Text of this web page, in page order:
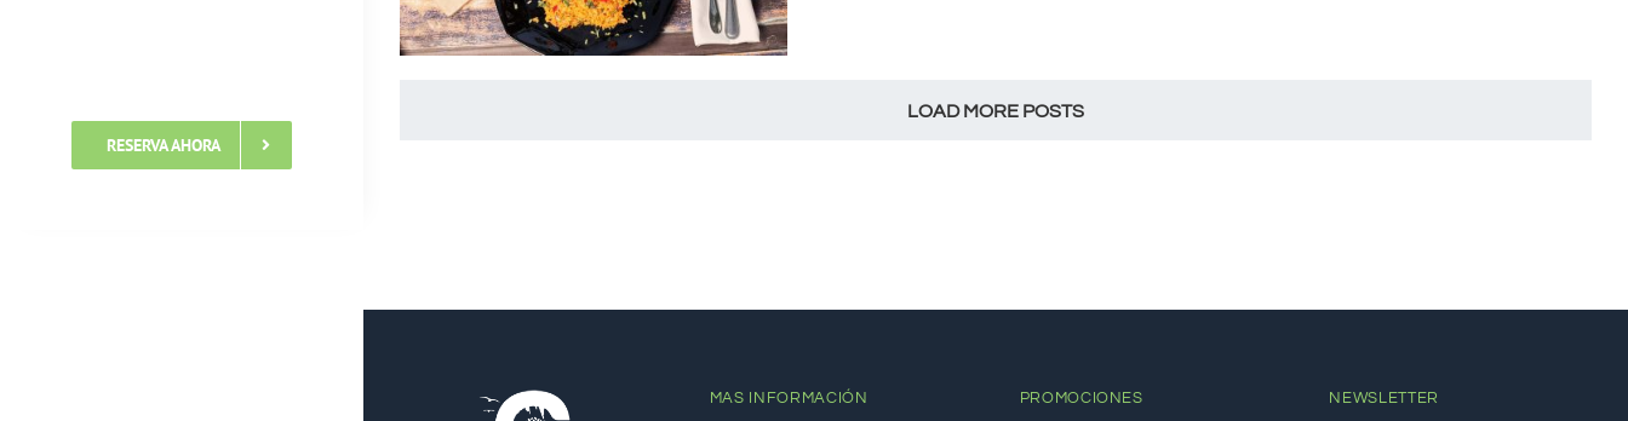
RESERVA AHORA
LOAD MORE POSTS
MAS INFORMACIÓN PROMOCIONES NEWSLETTER